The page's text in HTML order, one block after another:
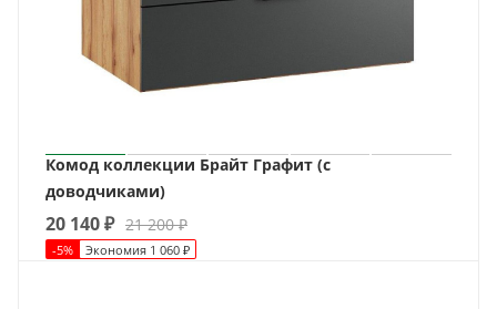
Комод коллекции Брайт Графит (с
доводчиками)
20 140₽ 21 200₽
-5% Экономия 1 060 ₽